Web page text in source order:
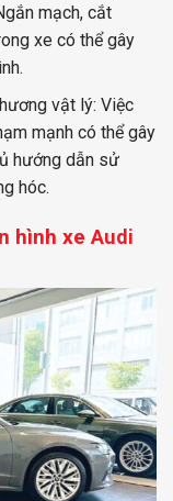
mạch, cắt
xe có thể gây
vật lý: Việc
mạnh có thể gây
hướng dẫn sử
hóc.
hình xe Audi